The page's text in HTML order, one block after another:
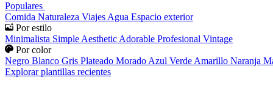
Populares
Comida Naturaleza Viajes Agua Espacio exterior
Por estilo
Minimalista Simple Aesthetic Adorable Profesional Vintage
Por color
Negro Blanco Gris Plateado Morado Azul Verde Amarillo Naranja
Explorar plantillas recientes